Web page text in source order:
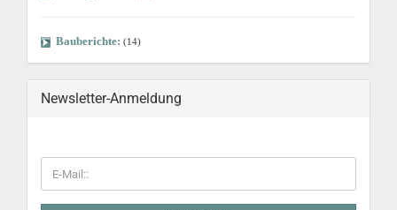
Bauberichte: (14)
Newsletter-Anmeldung